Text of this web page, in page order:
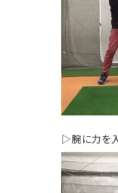
▷腕に力を入